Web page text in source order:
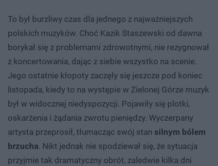
To był burzliwy czas dla jednego z najważniejszych
polskich muzyków. Choć Kazik Staszewski od dawna
borykał się z problemami zdrowotnymi, nie rezygnował
z koncertowania, dając z siebie wszystko na scenie.
Jego ostatnie kłopoty zaczęły się jeszcze pod koniec
listopada, kiedy to na występie w Zielonej Górze muzyk
był w widocznej niedyspozycji. Pojawiły się plotki,
oskarżenia i żądania zwrotu pieniędzy. Wyczerpany
artysta przeprosił, tłumacząc swój stan silnym bólem
brzucha. Nikt jednak nie spodziewał się, że sytuacja
przyjmie tak dramatyczny obrót, zaledwie kilka dni